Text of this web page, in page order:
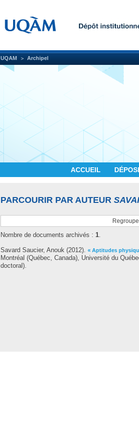
UQAM Archipel
ACCUEIL
PARCOURIR PAR AUTEUR
Nombre de documents archivés : 1.
Savard Saucier, Anouk (2012). « Aptitudes
Montréal (Québec, Canada), Université du
doctoral).